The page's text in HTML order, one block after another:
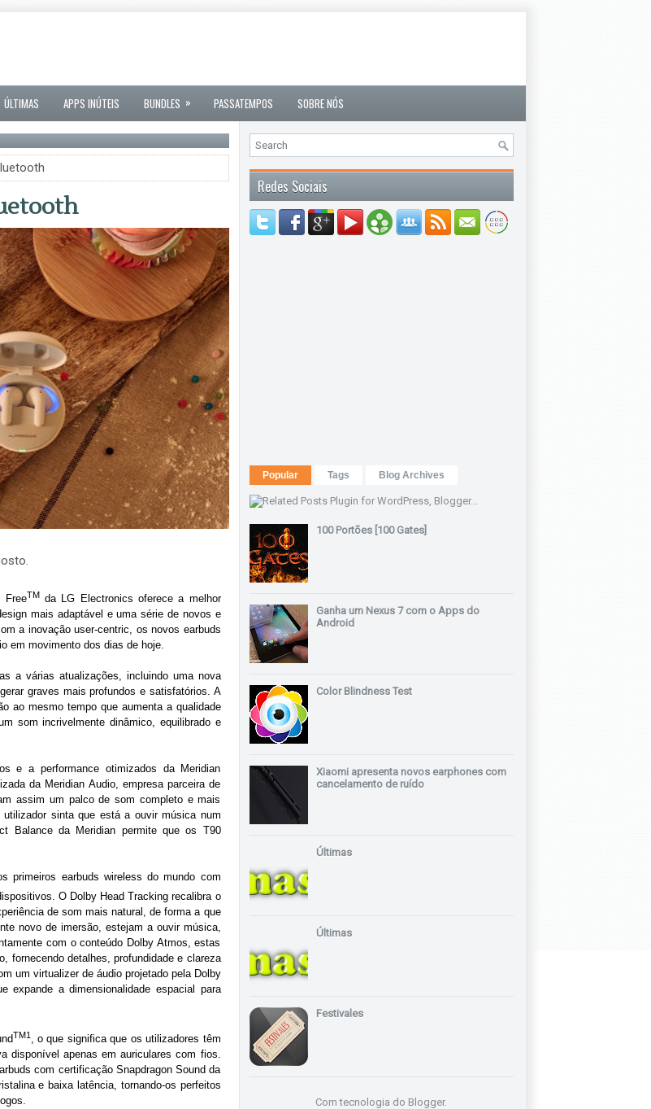
ÚLTIMAS APPS INÚTEIS BUNDLES » PASSATEMPOS SOBRE NÓS
FreeTMda LG Electronics oferece a melhor
mais adaptável e uma série de novos e
a inovação user-centric, os novos earbuds
em movimento dos dias de hoje.
a várias atualizações, incluindo uma nova
graves mais profundos e satisfatórios. A
ao mesmo tempo que aumenta a qualidade
som incrivelmente dinâmico, equilibrado e
e a performance otimizados da Meridian
da Meridian Audio, empresa parceira de
assim um palco de som completo e mais
sinta que está a ouvir música num
Balance da Meridian permite que os T90
primeiros earbuds wireless do mundo com
O Dolby Head Tracking recalibra o
de som mais natural, de forma a que
novo de imersão, estejam a ouvir música,
com o conteúdo Dolby Atmos, estas
fornecendo detalhes, profundidade e clareza
um virtualizer de áudio projetado pela Dolby
expande a dimensionalidade espacial para
TM1, o que significa que os utilizadores têm
disponível apenas em auriculares com fios.
com certificação Snapdragon Sound da
e baixa latência, tornando-os perfeitos
Redes Sociais
Popular Tags Blog Archives
100 Portões [100 Gates]
Ganha um Nexus 7 com o Apps do
Android
Color Blindness Test
Xiaomi apresenta novos earphones com
cancelamento de ruído
Últimas
Últimas
Festivales
Com tecnologia do Blogger.